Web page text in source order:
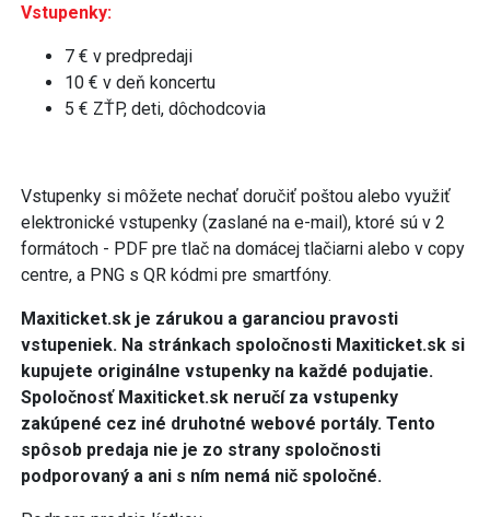
Vstupenky:
7 € v predpredaji
10 € v deň koncertu
5 € ZŤP, deti, dôchodcovia
Vstupenky si môžete nechať doručiť poštou alebo využiť
elektronické vstupenky (zaslané na e-mail), ktoré sú v 2
formátoch - PDF pre tlač na domácej tlačiarni alebo v copy
centre, a PNG s QR kódmi pre smartfóny.
Maxiticket.sk je zárukou a garanciou pravosti
vstupeniek. Na stránkach spoločnosti Maxiticket.sk si
kupujete originálne vstupenky na každé podujatie.
Spoločnosť Maxiticket.sk neručí za vstupenky
zakúpené cez iné druhotné webové portály. Tento
spôsob predaja nie je zo strany spoločnosti
podporovaný a ani s ním nemá nič spoločné.